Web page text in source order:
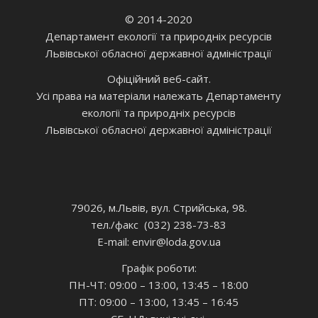
© 2014-2020
Департамент екології та природніх ресурсів
Львівської обласної державної адміністрації
Офіційний веб-сайт.
Усі права на матеріали належать Департаменту
екології та природніх ресурсів
Львівської обласної державної адміністрації
79026, м.Львів, вул. Стрийська, 98.
тел./факс (032) 238-73-83
E-mail: envir@loda.gov.ua
Графік роботи:
ПН-ЧТ: 09:00 – 13:00, 13:45 – 18:00
ПТ: 09:00 – 13:00, 13:45 – 16:45